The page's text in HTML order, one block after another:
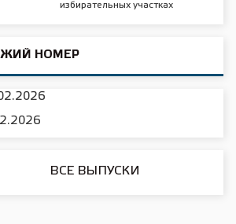
избирательных участках
НОМЕР
ВСЕ ВЫПУСКИ